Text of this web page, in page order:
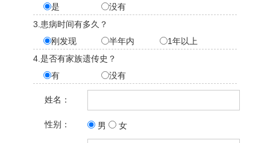
是
没有
3.患病时间有多久？
刚发现
半年内
1年以上
4.是否有家族遗传史？
有
没有
姓名：
性别： 男 女